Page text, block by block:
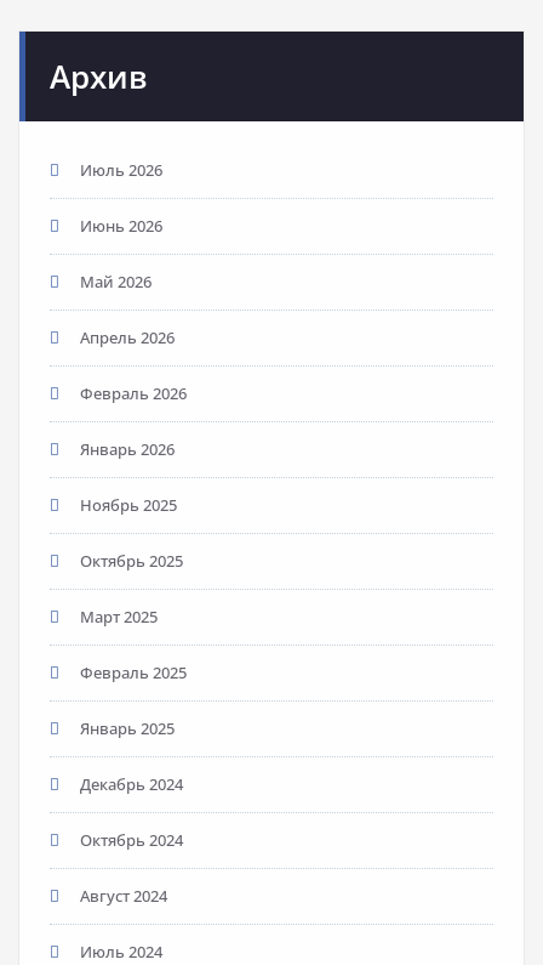
Архив
Июль 2026
Июнь 2026
Май 2026
Апрель 2026
Февраль 2026
Январь 2026
Ноябрь 2025
Октябрь 2025
Март 2025
Февраль 2025
Январь 2025
Декабрь 2024
Октябрь 2024
Август 2024
Июль 2024